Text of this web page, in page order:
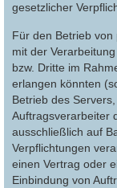
gesetzlicher
Für den Betrieb von
mit der
bzw. Dritte im
erlangen könnten
Betrieb des
Auftragsverarbeiter
ausschließlich auf
Verpflichtungen
einen Vertrag oder
Einbindung von